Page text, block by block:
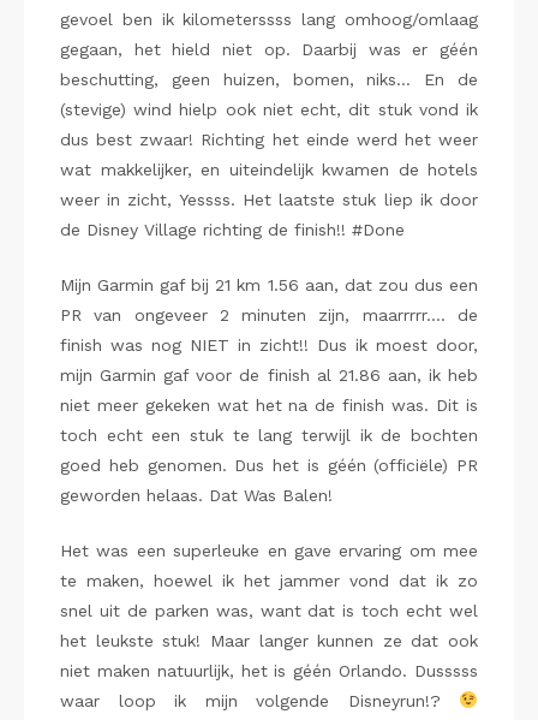
gevoel ben ik kilometerssss lang omhoog/omlaag
gegaan, het hield niet op. Daarbij was er géén
beschutting, geen huizen, bomen, niks… En de
(stevige) wind hielp ook niet echt, dit stuk vond ik
dus best zwaar! Richting het einde werd het weer
wat makkelijker, en uiteindelijk kwamen de hotels
weer in zicht, Yessss. Het laatste stuk liep ik door
de Disney Village richting de finish!! #Done
Mijn Garmin gaf bij 21 km 1.56 aan, dat zou dus een
PR van ongeveer 2 minuten zijn, maarrrrr…. de
finish was nog NIET in zicht!! Dus ik moest door,
mijn Garmin gaf voor de finish al 21.86 aan, ik heb
niet meer gekeken wat het na de finish was. Dit is
toch echt een stuk te lang terwijl ik de bochten
goed heb genomen. Dus het is géén (officiële) PR
geworden helaas. Dat Was Balen!
Het was een superleuke en gave ervaring om mee
te maken, hoewel ik het jammer vond dat ik zo
snel uit de parken was, want dat is toch echt wel
het leukste stuk! Maar langer kunnen ze dat ook
niet maken natuurlijk, het is géén Orlando. Dusssss
waar loop ik mijn volgende Disneyrun!?